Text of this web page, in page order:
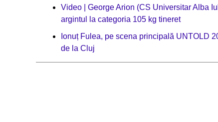
Video | George Arion (CS Universitar Alba
argintul la categoria 105 kg tineret
Ionuț Fulea, pe scena principală UNTOLD
de la Cluj